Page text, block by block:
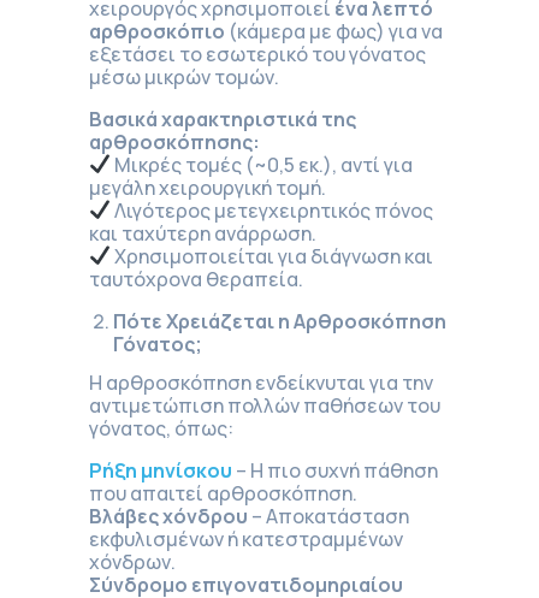
χειρουργός χρησιμοποιεί ένα λεπτό
αρθροσκόπιο (κάμερα με φως) για να
εξετάσει το εσωτερικό του γόνατος
μέσω μικρών τομών.
Βασικά χαρακτηριστικά της
αρθροσκόπησης:
Μικρές τομές (~0,5 εκ.), αντί για
μεγάλη χειρουργική τομή.
Λιγότερος μετεγχειρητικός πόνος
και ταχύτερη ανάρρωση.
Χρησιμοποιείται για διάγνωση και
ταυτόχρονα θεραπεία.
Πότε Χρειάζεται η Αρθροσκόπηση
Γόνατος;
Η αρθροσκόπηση ενδείκνυται για την
αντιμετώπιση πολλών παθήσεων του
γόνατος, όπως:
Ρήξη μηνίσκου – Η πιο συχνή πάθηση
που απαιτεί αρθροσκόπηση.
Βλάβες χόνδρου – Αποκατάσταση
εκφυλισμένων ή κατεστραμμένων
χόνδρων.
Σύνδρομο επιγονατιδομηριαίου